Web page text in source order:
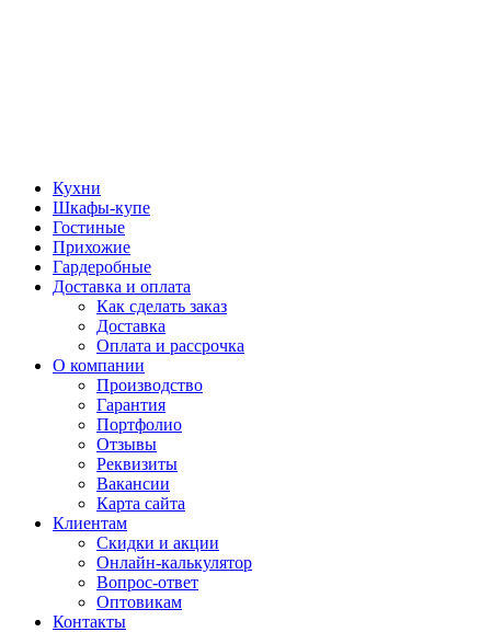
Кухни
Шкафы-купе
Гостиные
Прихожие
Гардеробные
Доставка и оплата
Как сделать заказ
Доставка
Оплата и рассрочка
О компании
Производство
Гарантия
Портфолио
Отзывы
Реквизиты
Вакансии
Карта сайта
Клиентам
Скидки и акции
Онлайн-калькулятор
Вопрос-ответ
Оптовикам
Контакты